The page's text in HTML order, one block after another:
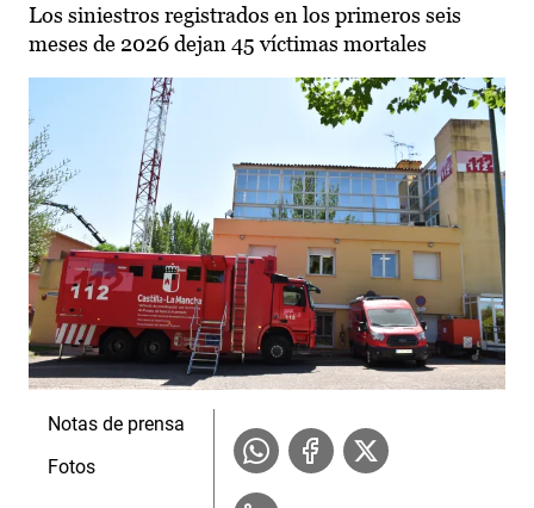
Los siniestros registrados en los primeros seis
meses de 2026 dejan 45 víctimas mortales
Notas de prensa
Fotos